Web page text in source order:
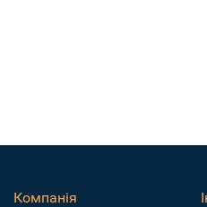
Компанія